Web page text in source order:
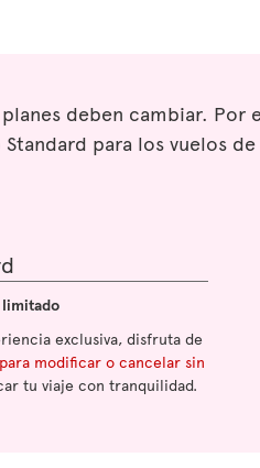
deben cambiar. Por
para los vuelos
exclusiva, disfruta de
para modificar o cancelar sin
tu viaje con tranquilidad.